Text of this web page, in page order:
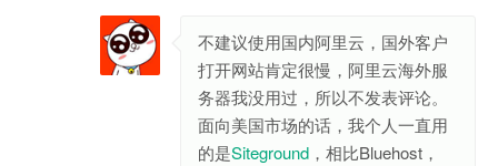
不建议使用国内阿里云，国外客户
打开网站肯定很慢，阿里云海外服
务器我没用过，所以不发表评论。
面向美国市场的话，我个人一直用
的是Siteground ，相比Bluehost，